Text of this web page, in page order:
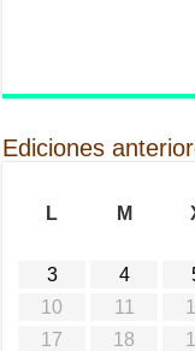
Ediciones
L
M
3
4
10
11
17
18